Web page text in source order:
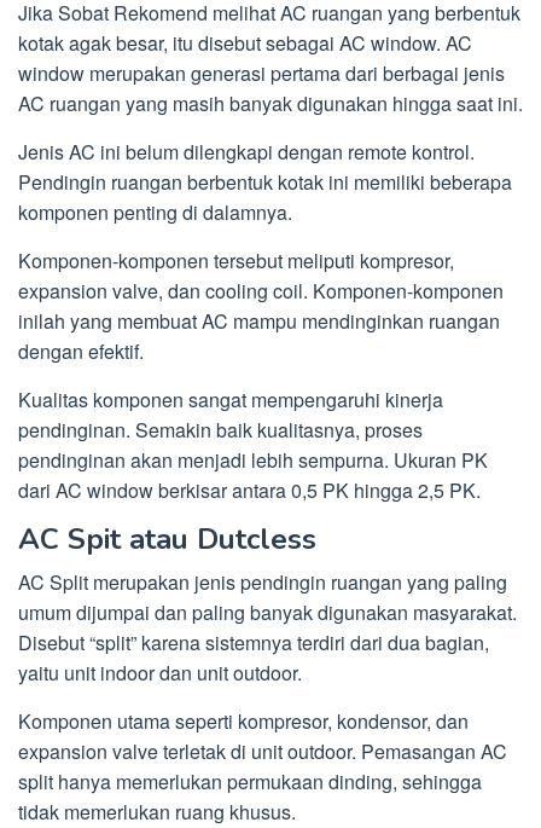
Jika Sobat Rekomend melihat AC ruangan yang berbentuk
kotak agak besar, itu disebut sebagai AC window. AC
window merupakan generasi pertama dari berbagai jenis
AC ruangan yang masih banyak digunakan hingga saat ini.
Jenis AC ini belum dilengkapi dengan remote kontrol.
Pendingin ruangan berbentuk kotak ini memiliki beberapa
komponen penting di dalamnya.
Komponen-komponen tersebut meliputi kompresor,
expansion valve, dan cooling coil. Komponen-komponen
inilah yang membuat AC mampu mendinginkan ruangan
dengan efektif.
Kualitas komponen sangat mempengaruhi kinerja
pendinginan. Semakin baik kualitasnya, proses
pendinginan akan menjadi lebih sempurna. Ukuran PK
dari AC window berkisar antara 0,5 PK hingga 2,5 PK.
AC Spit atau Dutcless
AC Split merupakan jenis pendingin ruangan yang paling
umum dijumpai dan paling banyak digunakan masyarakat.
Disebut “split” karena sistemnya terdiri dari dua bagian,
yaitu unit indoor dan unit outdoor.
Komponen utama seperti kompresor, kondensor, dan
expansion valve terletak di unit outdoor. Pemasangan AC
split hanya memerlukan permukaan dinding, sehingga
tidak memerlukan ruang khusus.